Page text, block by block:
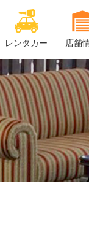
レンタカー 店舗